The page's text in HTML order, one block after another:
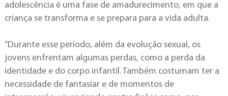
adolescência é uma fase de amadurecimento, em que a
criança se transforma e se prepara para a vida adulta.
“Durante esse período, além da evolução sexual, os
jovens enfrentam algumas perdas, como a perda da
identidade e do corpo infantil. Também costumam ter a
necessidade de fantasiar e de momentos de